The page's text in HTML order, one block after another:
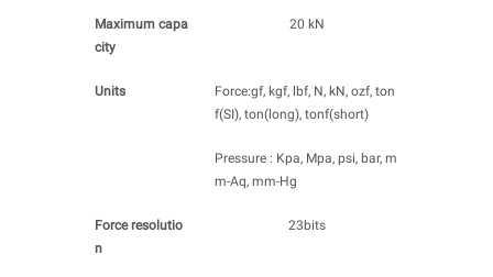
Maximum capa
city
20 kN
Units
Force:gf, kgf, lbf, N, kN, ozf, ton
f(SI), ton(long), tonf(short)
Pressure : Kpa, Mpa, psi, bar, m
m-Aq, mm-Hg
Force resolutio
n
23bits